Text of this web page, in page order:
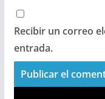
Recibir un correo
entrada.